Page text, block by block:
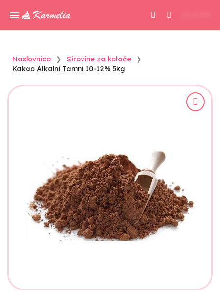
Naslovnica
Sirovine za kolače
Kakao Alkalni Tamni 10-12% 5kg